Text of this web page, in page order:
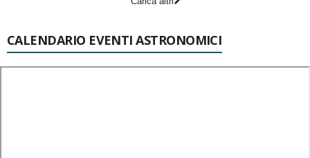
CALENDARIO EVENTI ASTRONOMICI